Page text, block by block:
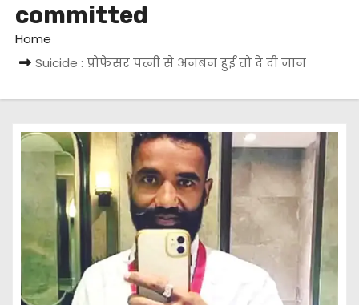
committed
Home
Suicide : प्रोफेसर पत्नी से अनबन हुई तो दे दी जान